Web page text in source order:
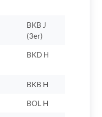
BKB J
(3er)
BKD H
BKB H
BOL H